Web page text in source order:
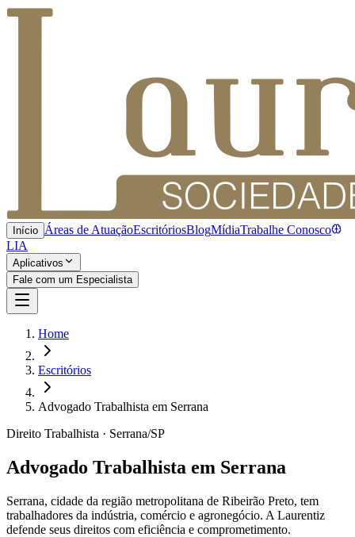
Início Áreas de AtuaçãoEscritóriosBlogMídiaTrabalhe Conosco
LIA
Aplicativos
Fale com um Especialista
Home
Escritórios
Advogado Trabalhista em Serrana
Direito Trabalhista · Serrana/SP
Advogado Trabalhista em Serrana
Serrana, cidade da região metropolitana de Ribeirão Preto, tem
trabalhadores da indústria, comércio e agronegócio. A Laurentiz
defende seus direitos com eficiência e comprometimento.